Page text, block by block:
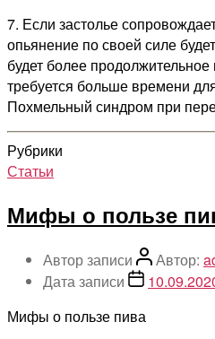
7. Если застолье
опьянение по своей силе
будет более
требуется больше времени
Похмельный синдром при
Рубрики
Статьи
Мифы о пользе
Автор записи Автор:
Дата записи
Мифы о пользе пива